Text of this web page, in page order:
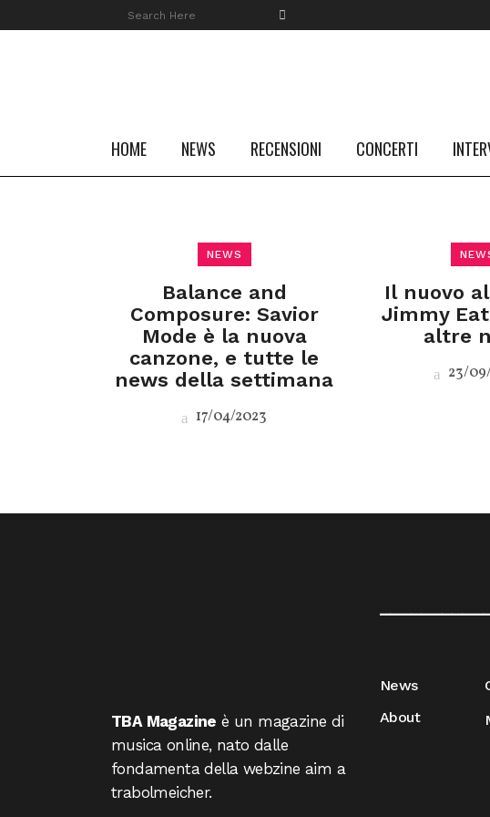
HOME NEWS RECENSIONI CONCERTI
NEWS
Balance and
Composure: Savior
Mode è la nuova
canzone, e tutte le
news della settimana
17/04/2023
Il nuovo
Jimmy
altre
23/
TBA Magazine è un magazine di
musica online, nato dalle
fondamenta della webzine aim a
trabolmeicher.
News
About